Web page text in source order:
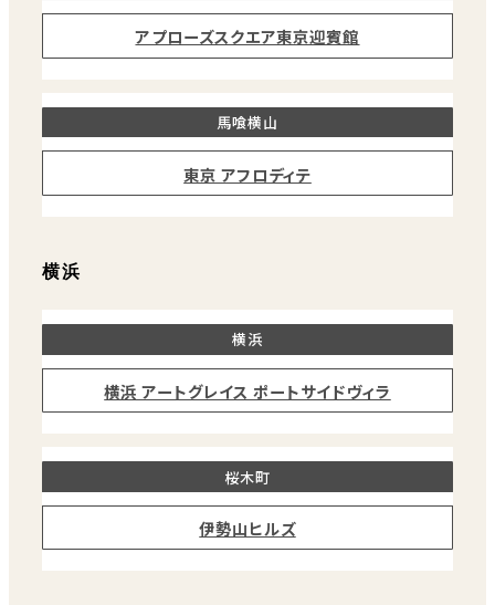
アプローズスクエア東京迎賓館
馬喰横山
東京 アフロディテ
横浜
横浜
横浜 アートグレイス ポートサイドヴィラ
桜木町
伊勢山ヒルズ